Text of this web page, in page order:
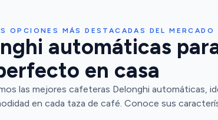
OPCIONES MÁS DESTACADAS DEL MERCADO
automáticas
en casa
las mejores cafeteras Delonghi automáticas,
en cada taza de café. Conoce sus